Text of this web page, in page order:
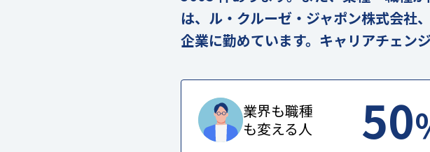
は、ル・クルーゼ・ジャポン株式会社
企業に勤めています。キャリアチェン
業界も職種
も変える人
50